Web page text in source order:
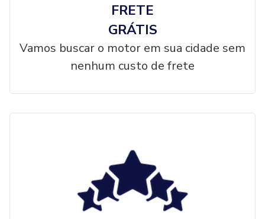
FRETE
GRÁTIS
Vamos buscar o motor em sua cidade sem
nenhum custo de frete